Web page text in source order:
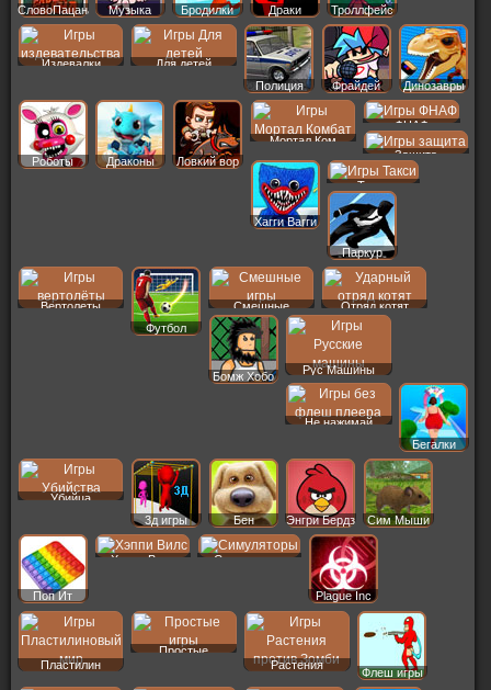
СловоПацана Музыка Бродилки Драки Троллфейс
Издевалки
Для детей
Полиция
Фрайдей Динозавры
Роботы Драконы Ловкий вор
Мортал Ком
ФНАФ
Защита
Хагги Вагги
Такси
Паркур
Вертолеты
Футбол
Смешные Отряд котят
Бомж Хобо
Рус Машины
Не нажимай
Бегалки
Убийца
3д игры
Бен Энгри Бердз Сим Мыши
Поп Ит
Хэппи Вилс Симуляторы
Plague Inc
Пластилин
Простые
Растения
Флеш игры